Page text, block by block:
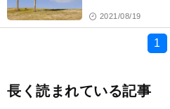
2021/08/19
1
長く読まれている記事